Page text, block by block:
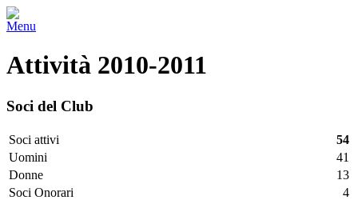
Menu
Attività 2010-2011
Soci del Club
Soci attivi
54
Uomini
41
Donne
13
Soci Onorari
4